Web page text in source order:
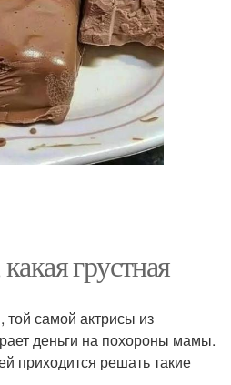
грустная
той самой актрисы из
деньги на похороны мамы.
приходится решать такие